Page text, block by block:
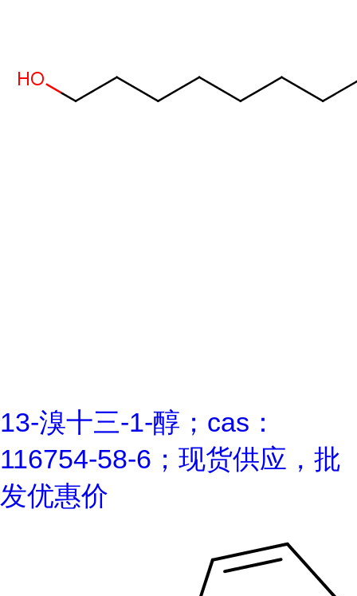
13-溴十三-1-醇；cas：
116754-58-6；现货供应，批
发优惠价